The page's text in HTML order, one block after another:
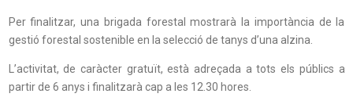
Per finalitzar, una brigada forestal mostrarà la importància de la
gestió forestal sostenible en la selecció de tanys d’una alzina.
L’activitat, de caràcter gratuït, està adreçada a tots els públics a
partir de 6 anys i finalitzarà cap a les 12.30 hores.